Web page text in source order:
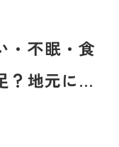
・不眠・食
？地元に専